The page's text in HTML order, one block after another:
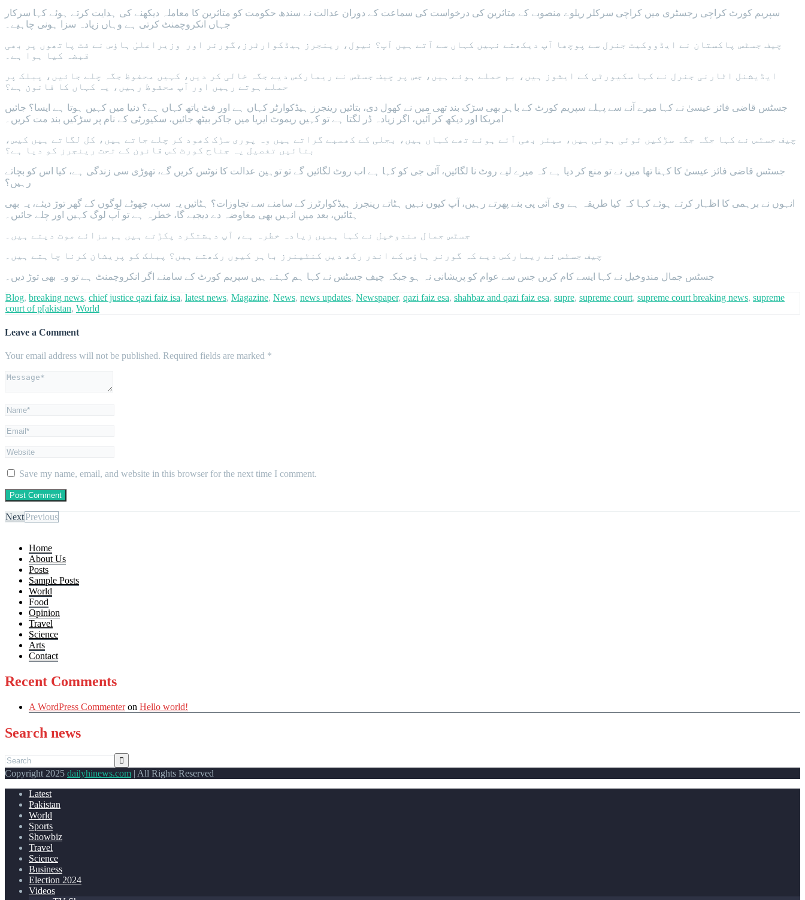
سپریم کورٹ کراچی رجسٹری میں کراچی سرکلر ریلوے منصوبے کے متاثرین کی درخواست کی سماعت کے دوران عدالت نے سندھ حکومت کو متاثرین کا معاملہ دیکھنے کی ہدایت کرتے ہوئے کہا سرکار
جہاں انکروچمنٹ کرتی ہے وہاں زیادہ سزا ہونی چاہیے۔
چیف جسٹس پاکستان نے ایڈووکیٹ جنرل سے پوچھا آپ دیکھتے نہیں کہاں سے آتے ہیں آپ؟ نیول، رینجرز ہیڈکوارٹرز،گورنر اور وزیراعلیٰ ہاؤس نے فٹ پاتھوں پر بھی
قبضہ کیا ہوا ہے۔
ایڈیشنل اٹارنی جنرل نے کہا سکیورٹی کے ایشوز ہیں، بم حملے ہوئے ہیں، جس پر چیف جسٹس نے ریمارکس دیے جگہ خالی کر دیں، کہیں محفوظ جگہ چلے جائیں، پبلک پر
حملے ہوتے رہیں اور آپ محفوظ رہیں، یہ کہاں کا قانون ہے؟
جسٹس قاضی فائز عیسیٰ نے کہا میرے آنے سے پہلے سپریم کورٹ کے باہر بھی سڑک بند تھی میں نے کھول دی، بتائیں رینجرز ہیڈکوارٹر کہاں ہے اور فٹ پاتھ کہاں ہے؟ دنیا میں کہیں ہوتا ہے ایسا؟ جائیں
امریکا اور دیکھ کر آئیں، اگر زیادہ ڈر لگتا ہے تو کہیں ریموٹ ایریا میں جاکر بیٹھ جائیں، سکیورٹی کے نام پر سڑکیں بند مت کریں۔
چیف جسٹس نے کہا جگہ جگہ سڑکیں ٹوٹی ہوئی ہیں، میئر بھی آئے ہوئے تھے کہاں ہیں، بجلی کے کھمبے گراتے ہیں وہ پوری سڑک کھود کر چلے جاتے ہیں، کل لگاتے ہیں کیس،
بتائیں تفصیل یہ جناح کورٹ کس قانون کے تحت رینجرز کو دیا ہے؟
جسٹس قاضی فائز عیسیٰ کا کہنا تھا میں نے تو منع کر دیا ہے کہ میرے لیے روٹ نا لگائیں، آئی جی کو کہا ہے اب روٹ لگائیں گے تو توہین عدالت کا نوٹس کریں گے، تھوڑی سی زندگی ہے، کیا اس کو بچاتے
رہیں؟
انہوں نے برہمی کا اظہار کرتے ہوئے کہا کہ کیا طریقہ ہے وی آئی پی بنے پھرتے رہیں، آپ کیوں نہیں ہٹاتے رینجرز ہیڈکوارٹرز کے سامنے سے تجاوزات؟ ہٹائیں یہ سب، چھوٹے لوگوں کے گھر توڑ دیئے، یہ بھی
ہٹائیں، بعد میں انہیں بھی معاوضہ دے دیجیے گا، خطرہ ہے تو آپ لوگ کہیں اور چلے جائیں۔
جسٹس جمال مندوخیل نے کہا ہمیں زیادہ خطرہ ہے، آپ دہشتگرد پکڑتے ہیں ہم سزائے موت دیتے ہیں۔
چیف جسٹس نے ریمارکس دیے کہ گورنر ہاؤس کے اندر رکھ دیں کنٹینرز باہر کیوں رکھتے ہیں؟ پبلک کو پریشان کرنا چاہتے ہیں۔
جسٹس جمال مندوخیل نے کہا ایسے کام کریں جس سے عوام کو پریشانی نہ ہو جبکہ چیف جسٹس نے کہا ہم کہتے ہیں سپریم کورٹ کے سامنے اگر انکروچمنٹ ہے تو وہ بھی توڑ دیں۔
Blog, breaking news, chief justice qazi faiz isa, latest news, Magazine, News, news updates, Newspaper, qazi faiz esa, shahbaz and qazi faiz esa, supre, supreme court, supreme court breaking news, supreme
court of p[akistan, World
Leave a Comment
Your email address will not be published. Required fields are marked *
Save my name, email, and website in this browser for the next time I comment.
NextPrevious
Home
About Us
Posts
Sample Posts
World
Food
Opinion
Travel
Science
Arts
Contact
Recent Comments
A WordPress Commenteron Hello world!
Search news
Copyright 2025 dailyhinews.com | All Rights Reserved
Latest
Pakistan
World
Sports
Showbiz
Travel
Science
Business
Election 2024
Videos